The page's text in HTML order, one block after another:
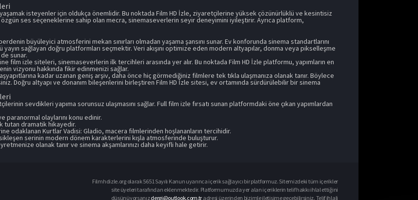
isteyenler için oldukça önemlidir. Bu noktada Film HD İzle, ziyaretçilerine yüksek çözünürlüklü ve kesintisiz
özgün ses seçeneklerine sahip olan mecra, sinemaseverlerin seyir deneyimini iyileştirir. Ayrıca platform,
büyüleyici atmosferini mekan sınırları olmadan yaşama şansını sunar. Ev konforunda sinema standartlarını
yayın sağlayan doğru platformları seçmektir. Veri akışını optimize eden modern altyapılar, donma veya pikselleşme
sunar.
film izle siteleri, sinemaseverlerin ilk tercihleri arasında yer alır. Bu noktada Film HD İzle platformu, yapımların en
vizyonu hakkında fikir edinmenizi sağlar.
kadar uzanan geniş arşiv, daha önce hiç görmediğiniz filmlere tek tıkla ulaşmanıza olanak tanır. Böylece
Doğru altyapı ve donanım bileşenlerini birleştiren Film HD İzle sitesi, ev ortamında sürdürülebilir bir sinema
sevdikleri yapıma sorunsuz ulaşmasını sağlar. Full film izle fırsatı sunan platformdaki öne çıkan yapımlardan
paranormal olaylarını konu edinir.
tutan dramatik hikayedir.
odaklanan Kurtlar Vadisi: Gladio, macera filmlerinden hoşlananların tercihidir.
serinin modern dönem karakterlerini kışla atmosferinde buluşturur.
olanak tanır ve sinema akşamlarınızı daha keyifli hale getirir.
Filmhdizle.org olarak 5651 Sayılı Kanun uyarınca içerik sağlayıcı bir platformuz. Sitemizdeki tüm içerikler
site üyeleri tarafından eklenmektedir. Platformumuzda yer alan içeriklerin telif hakkı ihlal ettiğini
düşünüyorsanızdergi@outlook.com.tr adresi üzerinden bizimle iletişime geçebilirsiniz. Telif ihlali